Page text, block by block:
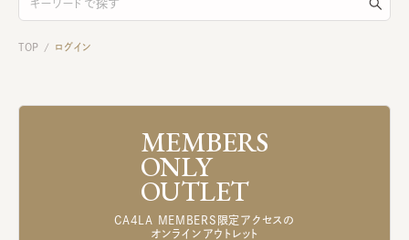
TOP / ログイン
MEMBERS
ONLY
OUTLET
CA4LA MEMBERS限定アクセスの
オンラインアウトレット